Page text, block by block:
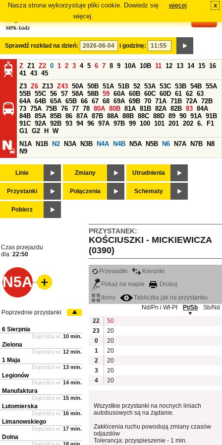
Nasza strona wykorzystuje pliki cookie. Dowiedz się
więcej.
więcej x
Sprawdź rozkład na dzień: i godzinę:
Z Z1 Z2 0 1 2 3 4 5 6 7 8 9 10A 10B 11 12 13 14 15 16
41 43 45
Z3 Z6 Z13 Z43 50A 50B 51A 51B 52 53A 53C 53B 54B 55A
55B 55C 56 57 58A 58B 59 60A 60B 60C 60D 61 62 63
64A 64B 65A 65B 66 67 68 69A 69B 70 71A 71B 72A 72B
73 75A 75B 76 77 78 80A 80B 81A 81B 82A 82B 83 84A
84B 85A 85B 86 87A 87B 88A 88B 88C 88D 89 90 91A 91B
91C 92A 92B 93 94 96 97A 97B 99 100 101 201 202 6.
F1
G1 G2 H
W
N1A
N1B N2 N3A N3B N4A N4B N5A N5B N6 N7A N7B
N8
N9
Linie Zmiany Utrudnienia
Przystanki Połączenia Schematy
Pobierz
PRZYSTANEK:
KOŚCIUSZKI - MICKIEWICZA
(0390)
Czas przejazdu
dla: 22:50
N5A
Przesiadki
Kierunki
Pokaż na mapie
Drukuj
ikony
Tabliczka jak na przystanku
Nd/Pn i Wt-Pt
Pt/Sb
Sb/Nd
22
50
23
20
0
20
1
20
2
20
3
20
4
20
Wszystkie przystanki na nocnych liniach
autobusowych są na żądanie.
Zakłócenia ruchu powodują zmiany czasów
odjazdów
Tolerancja: przyspieszenie - 1 min.
Poprzednie przystanki
6 Sierpnia
Dojeżdża w: 10 min.
Zielona
Dojeżdża w: 12 min.
1 Maja
Dojeżdża w: 13 min.
Legionów
Dojeżdża w: 14 min.
Manufaktura
Dojeżdża w: 15 min.
Lutomierska
Dojeżdża w: 16 min.
Limanowskiego
Dojeżdża w: 17 min.
Dolna